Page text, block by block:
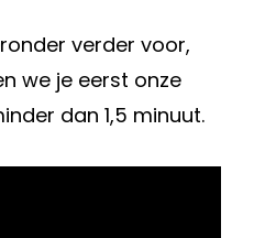
verder voor,
we je eerst onze
dan 1,5 minuut.